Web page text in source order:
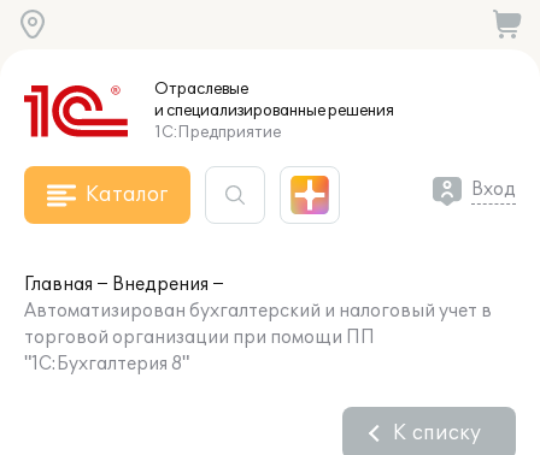
Отраслевые
и специализированныерешения
1С:Предприятие
Каталог Вход
Главная
Внедрения
Автоматизирован бухгалтерский и налоговый учет в
торговой организации при помощи ПП
"1С:Бухгалтерия 8"
К списку